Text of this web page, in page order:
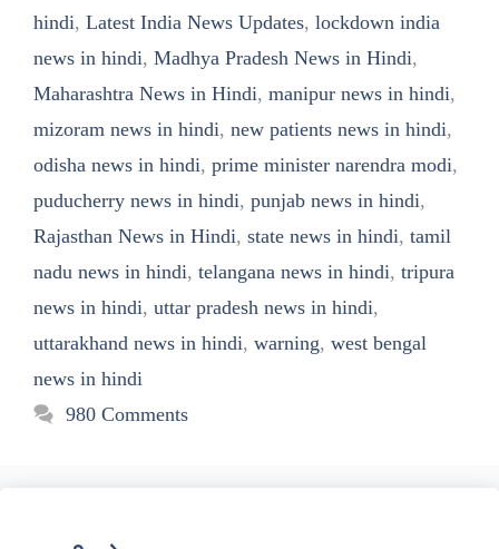
hindi, Latest India News Updates, lockdown india
news in hindi, Madhya Pradesh News in Hindi,
Maharashtra News in Hindi, manipur news in hindi,
mizoram news in hindi, new patients news in hindi,
odisha news in hindi, prime minister narendra modi,
puducherry news in hindi, punjab news in hindi,
Rajasthan News in Hindi, state news in hindi, tamil
nadu news in hindi, telangana news in hindi, tripura
news in hindi, uttar pradesh news in hindi,
uttarakhand news in hindi, warning, west bengal
news in hindi
980 Comments